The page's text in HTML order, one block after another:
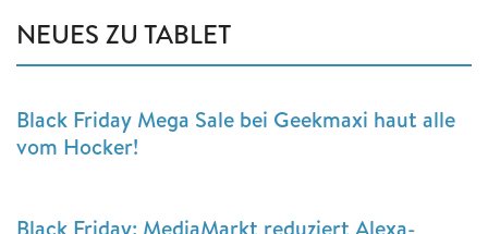
NEUES ZU TABLET
Black Friday Mega Sale bei Geekmaxi haut alle
vom Hocker!